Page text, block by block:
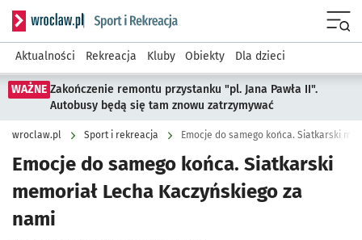
Serwis informacyjny wroclaw.pl podserwis: Sport i rekreacja
Aktualności Rekreacja Kluby Obiekty Dla dzieci
WAŻNE Zakończenie remontu przystanku "pl. Jana Pawła II".
Autobusy będą się tam znowu zatrzymywać
wroclaw.pl Sport i rekreacja Emocje do samego końca. Siatkarski
Emocje do samego końca. Siatkarski
memoriał Lecha Kaczyńskiego za
nami